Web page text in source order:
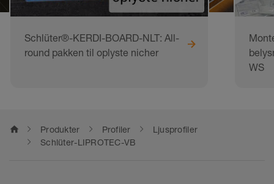
diffusorskydden så att det inte kan ansamlas
något vatten inuti.
Schlüter®-KERDI-BOARD-NLT: All-
round pakken til oplyste nicher
WS
home Produkter Profiler
Ljusprofiler
Schlüter-LIPROTEC-VB